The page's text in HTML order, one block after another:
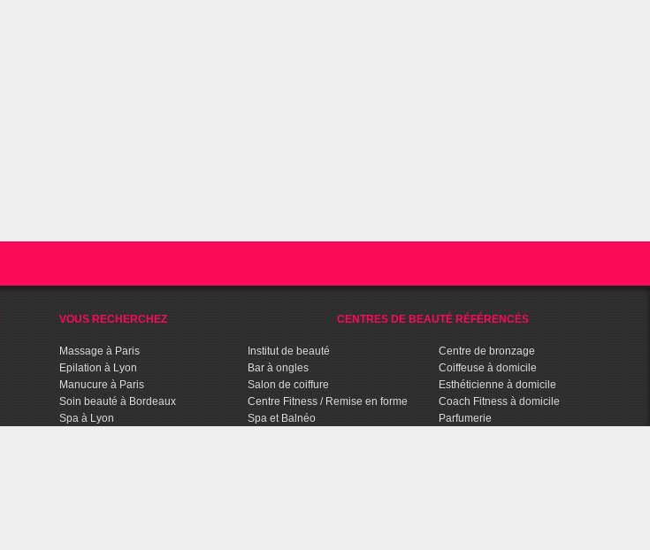
VOUS RECHERCHEZ
Massage à Paris
Epilation à Lyon
Manucure à Paris
Soin beauté à Bordeaux
Spa à Lyon
CENTRES DE BEAUTÉ RÉFÉRENCÉS
Institut de beauté
Bar à ongles
Salon de coiffure
Centre Fitness / Remise en forme
Spa et Balnéo
Centre de bronzage
Coiffeuse à domicile
Esthéticienne à domicile
Coach Fitness à domicile
Parfumerie